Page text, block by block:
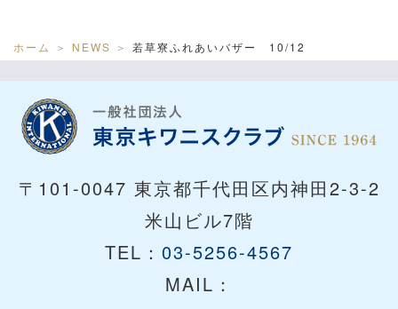
ホーム NEWS 若草寮ふれあいバザー 10/12
〒101-0047 東京都千代田区内神田2-3-2
米山ビル7階
TEL： 03-5256-4567
MAIL：